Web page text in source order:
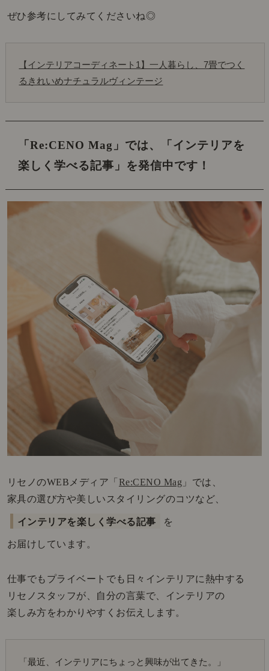
ぜひ参考にしてみてくださいね◎
【インテリアコーディネート1】一人暮らし、7畳でつく
るきれいめナチュラルヴィンテージ
「Re:CENO Mag」では、
「インテリアを
楽しく学べる記事」を発信中です！
リセノのWEBメディア「 Re:CENO Mag 」では、
家具の選び方や美しいスタイリングのコツなど、
インテリアを楽しく学べる記事 を
お届けしています。
仕事でもプライベートでも日々インテリアに熱中する
リセノスタッフが、自分の言葉で、インテリアの
楽しみ方をわかりやすくお伝えします。
「最近、インテリアにちょっと興味が出てきた。」